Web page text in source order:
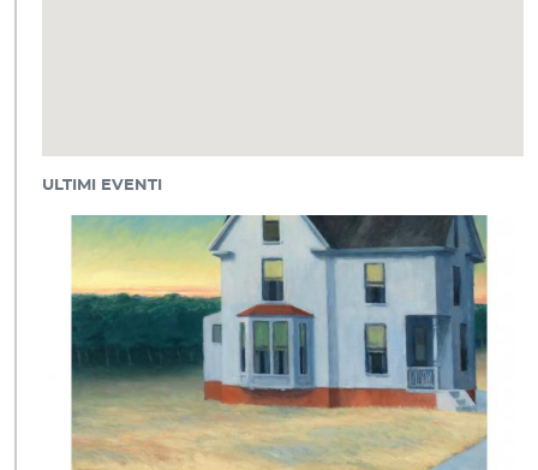
ULTIMI EVENTI